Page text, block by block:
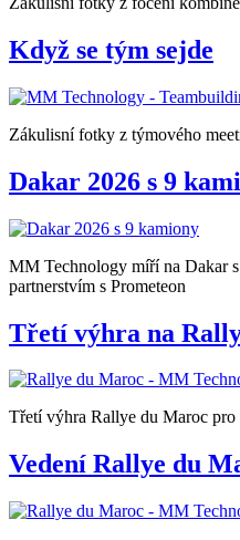
Když se tým sejde
Zákulisní fotky z týmového
Dakar 2026 s 9
MM Technology míří na Dakar
partnerstvím s Prometeon
Třetí výhra na
Třetí výhra Rallye du Maroc
Vedení Rallye du